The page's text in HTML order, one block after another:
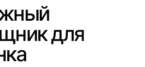
для